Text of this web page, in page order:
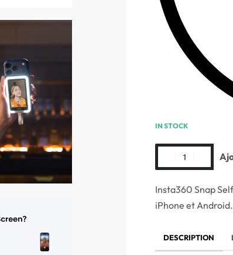
IN STOCK
Insta360 Snap
iPhone et
DESCRIPTION